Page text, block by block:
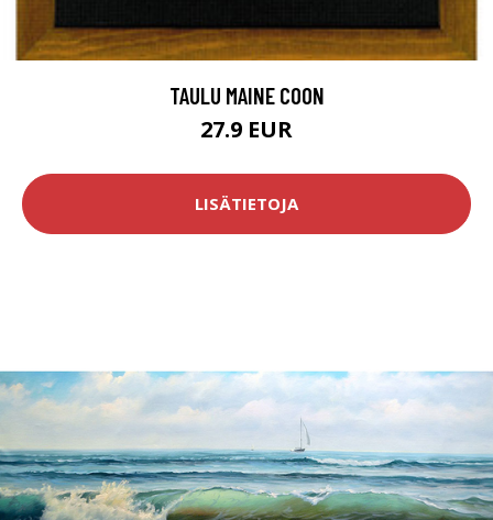
TAULU MAINE COON
27.9 EUR
LISÄTIETOJA